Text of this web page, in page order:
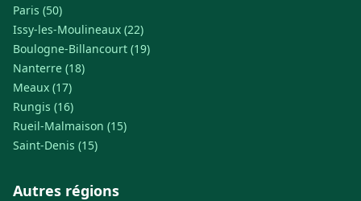
Paris (50)
Issy-les-Moulineaux (22)
Boulogne-Billancourt (19)
Nanterre (18)
Meaux (17)
Rungis (16)
Rueil-Malmaison (15)
Saint-Denis (15)
Autres régions